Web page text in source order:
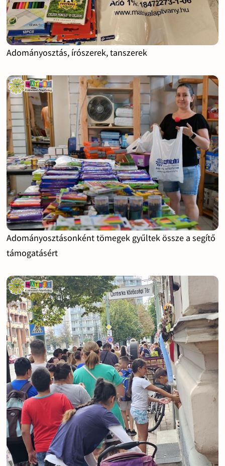
Adományosztás, írószerek, tanszerek
Adományosztásonként tömegek gyűltek össze a segítő
támogatásért